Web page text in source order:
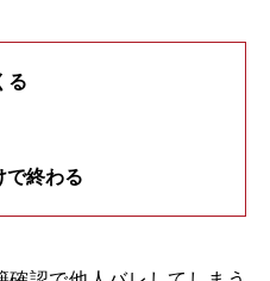
る
で終わる